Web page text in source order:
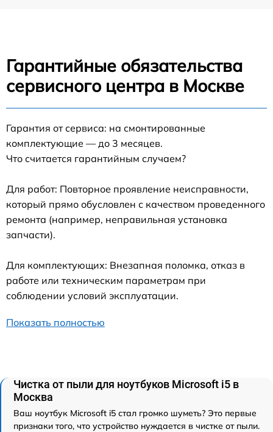
Гарантийные обязательства
сервисного центра в Москве
Гарантия от сервиса: на смонтированные
комплектующие — до 3 месяцев.
Что считается гарантийным случаем?
Для работ: Повторное проявление неисправности,
который прямо обусловлен с качеством проведенного
ремонта (например, неправильная установка
запчасти).
Для комплектующих: Внезапная поломка, отказ в
работе или техническим параметрам при
соблюдении условий эксплуатации.
Показать полностью
Чистка от пыли для ноутбуков Microsoft i5 в
Москва
Ваш ноутбук Microsoft i5 стал громко шуметь? Это первые
признаки того, что устройство нуждается в чистке от пыли.